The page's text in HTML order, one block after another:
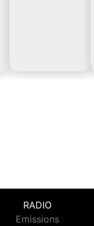
RADIO
Emissions